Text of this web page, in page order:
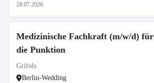
28.07.2026
Medizinische Fachkraft (m/w/d) für
die Punktion
Grifols
Berlin-Wedding